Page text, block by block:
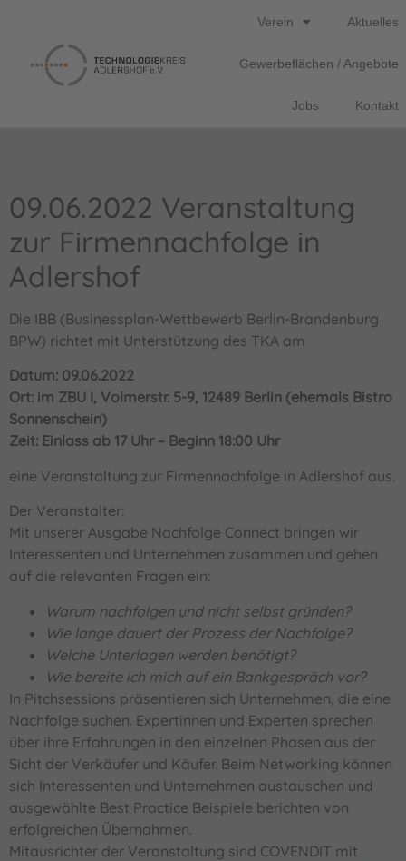
Verein Aktuelles
Gewerbeflächen / Angebote
Jobs Kontakt
09.06.2022 Veranstaltung
zur Firmennachfolge in
Adlershof
Die IBB (Businessplan-Wettbewerb Berlin-Brandenburg
BPW) richtet mit Unterstützung des TKA am
Datum: 09.06.2022
Ort: im ZBU I, Volmerstr. 5-9, 12489 Berlin (ehemals Bistro
Sonnenschein)
Zeit: Einlass ab 17 Uhr – Beginn 18:00 Uhr
eine Veranstaltung zur Firmennachfolge in Adlershof aus.
Der Veranstalter:
Mit unserer Ausgabe Nachfolge Connect bringen wir
Interessenten und Unternehmen zusammen und gehen
auf die relevanten Fragen ein:
Warum nachfolgen und nicht selbst gründen?
Wie lange dauert der Prozess der Nachfolge?
Welche Unterlagen werden benötigt?
Wie bereite ich mich auf ein Bankgespräch vor?
In Pitchsessions präsentieren sich Unternehmen, die eine
Nachfolge suchen. Expertinnen und Experten sprechen
über ihre Erfahrungen in den einzelnen Phasen aus der
Sicht der Verkäufer und Käufer. Beim Networking können
sich Interessenten und Unternehmen austauschen und
ausgewählte Best Practice Beispiele berichten von
erfolgreichen Übernahmen.
Mitausrichter der Veranstaltung sind COVENDIT mit